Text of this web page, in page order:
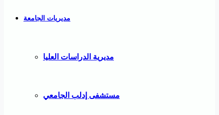
مديريات الجامعة
مديرية الدراسات العليا
مستشفى إدلب الجامعي